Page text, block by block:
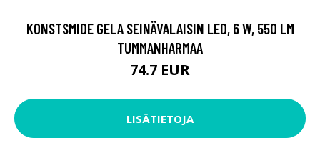
KONSTSMIDE GELA SEINÄVALAISIN LED, 6 W, 550 LM
TUMMANHARMAA
74.7 EUR
LISÄTIETOJA